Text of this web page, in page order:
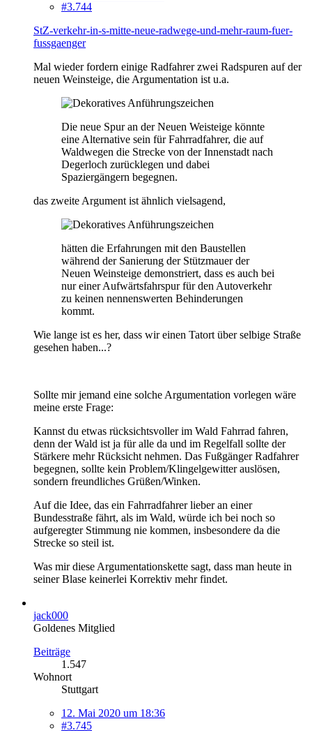
#3.744
StZ-verkehr-in-s-mitte-neue-radwege-und-mehr-raum-fuer-
fussgaenger
Mal wieder fordern einige Radfahrer zwei Radspuren auf der
neuen Weinsteige, die Argumentation ist u.a.
Die neue Spur an der Neuen Weisteige könnte
eine Alternative sein für Fahrradfahrer, die auf
Waldwegen die Strecke von der Innenstadt nach
Degerloch zurücklegen und dabei
Spaziergängern begegnen.
das zweite Argument ist ähnlich vielsagend,
hätten die Erfahrungen mit den Baustellen
während der Sanierung der Stützmauer der
Neuen Weinsteige demonstriert, dass es auch bei
nur einer Aufwärtsfahrspur für den Autoverkehr
zu keinen nennenswerten Behinderungen
kommt.
Wie lange ist es her, dass wir einen Tatort über selbige Straße
gesehen haben...?
Sollte mir jemand eine solche Argumentation vorlegen wäre
meine erste Frage:
Kannst du etwas rücksichtsvoller im Wald Fahrrad fahren,
denn der Wald ist ja für alle da und im Regelfall sollte der
Stärkere mehr Rücksicht nehmen. Das Fußgänger Radfahrer
begegnen, sollte kein Problem/Klingelgewitter auslösen,
sondern freundliches Grüßen/Winken.
Auf die Idee, das ein Fahrradfahrer lieber an einer
Bundesstraße fährt, als im Wald, würde ich bei noch so
aufgeregter Stimmung nie kommen, insbesondere da die
Strecke so steil ist.
Was mir diese Argumentationskette sagt, dass man heute in
seiner Blase keinerlei Korrektiv mehr findet.
jack000
Goldenes Mitglied
Beiträge
1.547
Wohnort
Stuttgart
12. Mai 2020 um 18:36
#3.745